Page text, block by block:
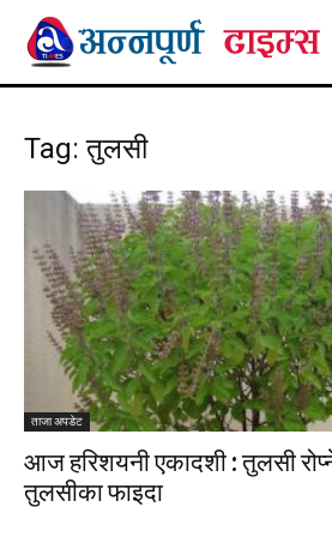
Tag: तुलसी
ताजा अपडेट
आज हरिशयनी एकादशी : तुलसी
तुलसीका फाइदा